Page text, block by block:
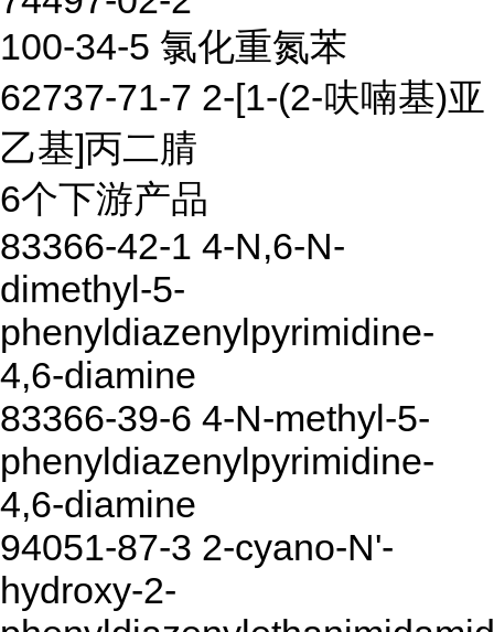
100-34-5 氯化重氮苯
62737-71-7 2-[1-(2-呋喃基)亚
乙基]丙二腈
6个下游产品
83366-42-1 4-N,6-N-
dimethyl-5-
phenyldiazenylpyrimidine-
4,6-diamine
83366-39-6 4-N-methyl-5-
phenyldiazenylpyrimidine-
4,6-diamine
94051-87-3 2-cyano-N'-
hydroxy-2-